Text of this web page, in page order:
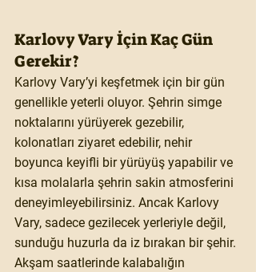
Karlovy Vary İçin Kaç Gün
Gerekir?
Karlovy Vary’yi keşfetmek için bir gün
genellikle yeterli oluyor. Şehrin simge
noktalarını yürüyerek gezebilir,
kolonatları ziyaret edebilir, nehir
boyunca keyifli bir yürüyüş yapabilir ve
kısa molalarla şehrin sakin atmosferini
deneyimleyebilirsiniz. Ancak Karlovy
Vary, sadece gezilecek yerleriyle değil,
sunduğu huzurla da iz bırakan bir şehir.
Akşam saatlerinde kalabalığın